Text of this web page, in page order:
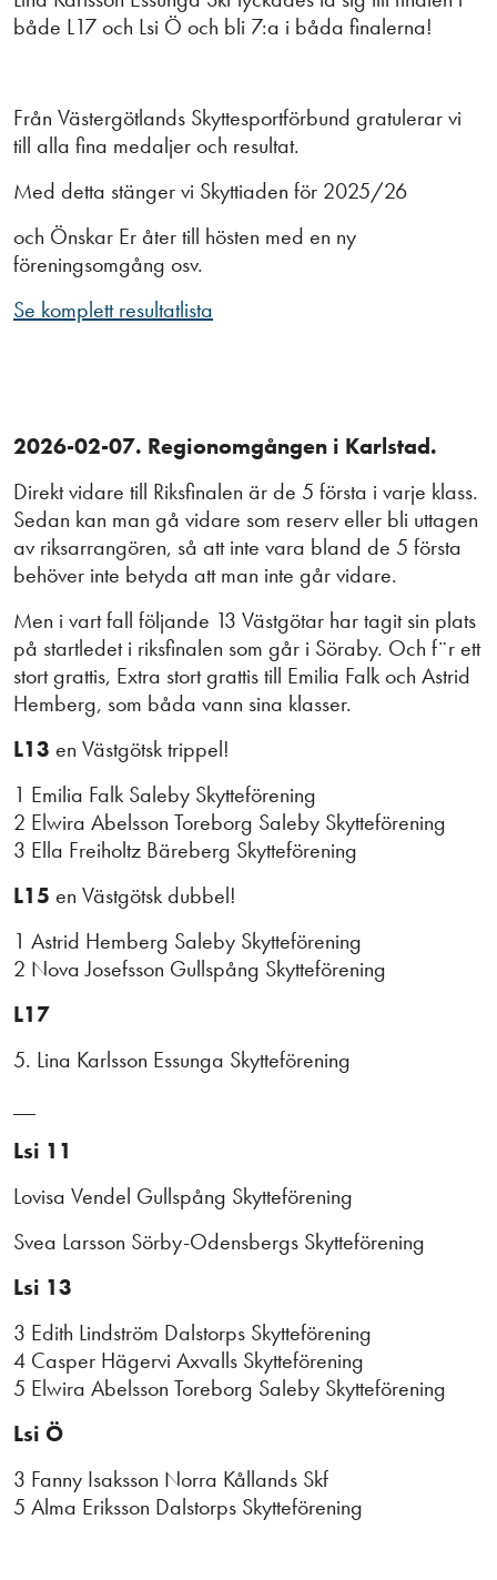
både L17 och Lsi Ö och bli 7:a i båda finalerna!
Från Västergötlands Skyttesportförbund gratulerar vi
till alla fina medaljer och resultat.
Med detta stänger vi Skyttiaden för 2025/26
och Önskar Er åter till hösten med en ny
föreningsomgång osv.
Se komplett resultatlista
2026-02-07. Regionomgången i Karlstad.
Direkt vidare till Riksfinalen är de 5 första i varje klass.
Sedan kan man gå vidare som reserv eller bli uttagen
av riksarrangören, så att inte vara bland de 5 första
behöver inte betyda att man inte går vidare.
Men i vart fall följande 13 Västgötar har tagit sin plats
på startledet i riksfinalen som går i Söraby. Och f¨r ett
stort grattis, Extra stort grattis till Emilia Falk och Astrid
Hemberg, som båda vann sina klasser.
L13 en Västgötsk trippel!
1 Emilia Falk Saleby Skytteförening
2 Elwira Abelsson Toreborg Saleby Skytteförening
3 Ella Freiholtz Bäreberg Skytteförening
L15 en Västgötsk dubbel!
1 Astrid Hemberg Saleby Skytteförening
2 Nova Josefsson Gullspång Skytteförening
L17
5. Lina Karlsson Essunga Skytteförening
Lsi 11
Lovisa Vendel Gullspång Skytteförening
Svea Larsson Sörby-Odensbergs Skytteförening
Lsi 13
3 Edith Lindström Dalstorps Skytteförening
4 Casper Hägervi Axvalls Skytteförening
5 Elwira Abelsson Toreborg Saleby Skytteförening
Lsi Ö
3 Fanny Isaksson Norra Kållands Skf
5 Alma Eriksson Dalstorps Skytteförening